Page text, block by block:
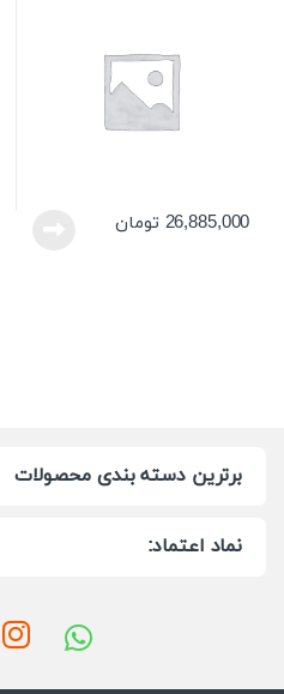
26,885,000 تومان
برترین دسته بندی محصولات
نماد اعتماد: